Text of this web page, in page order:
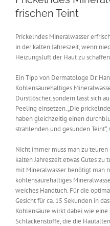
frischen Teint
Prickelndes Mineralwasser
in der kalten Jahreszeit, wenn
Heizungsluft der Haut zu
Ein Tipp von Dermatologe Dr.
Kohlensäurehaltiges
Durstlöscher, sondern lässt sich
Peeling einsetzen. „Die
haben gleichzeitig einen
strahlenden und gesunden Teint“,
Nicht immer muss man zu
kalten Jahreszeit etwas Gutes
mit Mineralwasser benötigt man
kohlensäurehaltiges
weiches Handtuch. Für die
Gesicht für ca. 15 Sekunden in
Kohlensäure wirkt dabei wie eine
Schlackenstoffe, die die